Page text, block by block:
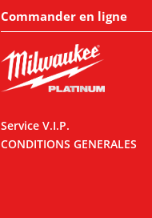
Commander en ligne
Service V.I.P.
CONDITIONS GENERALES